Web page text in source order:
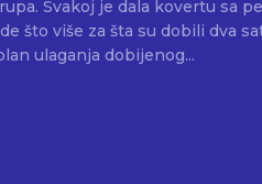
što više za šta su dobili dva
ulaganja dobijenog...